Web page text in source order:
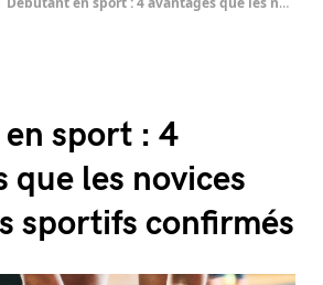
sport : 4
que les novices
sportifs confirmés